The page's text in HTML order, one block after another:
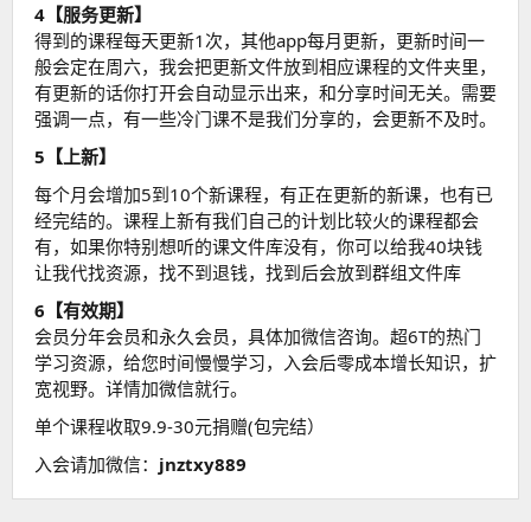
4【服务更新】
得到的课程每天更新1次，其他app每月更新，更新时间一
般会定在周六，我会把更新文件放到相应课程的文件夹里，
有更新的话你打开会自动显示出来，和分享时间无关。需要
强调一点，有一些冷门课不是我们分享的，会更新不及时。
5【上新】
每个月会增加5到10个新课程，有正在更新的新课，也有已
经完结的。课程上新有我们自己的计划比较火的课程都会
有，如果你特别想听的课文件库没有，你可以给我40块钱
让我代找资源，找不到退钱，找到后会放到群组文件库
6【有效期】
会员分年会员和永久会员，具体加微信咨询。超6T的热门
学习资源，给您时间慢慢学习，入会后零成本增长知识，扩
宽视野。详情加微信就行。
单个课程收取9.9-30元捐赠(包完结）
入会请加微信： jnztxy889